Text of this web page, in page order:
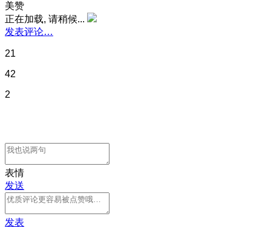
美赞
正在加载, 请稍候...
发表评论…
21
42
2
表情
发送
发表